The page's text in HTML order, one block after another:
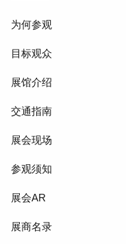
为何参观
目标观众
展馆介绍
交通指南
展会现场
参观须知
展会AR
展商名录